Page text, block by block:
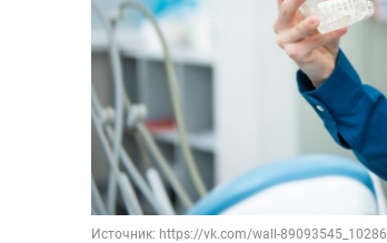
Источник: https://vk.com/wall-89093545_10286